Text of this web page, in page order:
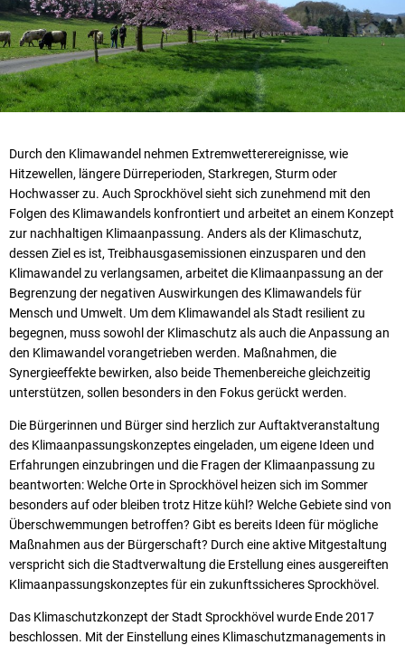
Durch den Klimawandel nehmen Extremwetterereignisse, wie
Hitzewellen, längere Dürreperioden, Starkregen, Sturm oder
Hochwasser zu. Auch Sprockhövel sieht sich zunehmend mit den
Folgen des Klimawandels konfrontiert und arbeitet an einem Konzept
zur nachhaltigen Klimaanpassung. Anders als der Klimaschutz,
dessen Ziel es ist, Treibhausgasemissionen einzusparen und den
Klimawandel zu verlangsamen, arbeitet die Klimaanpassung an der
Begrenzung der negativen Auswirkungen des Klimawandels für
Mensch und Umwelt. Um dem Klimawandel als Stadt resilient zu
begegnen, muss sowohl der Klimaschutz als auch die Anpassung an
den Klimawandel vorangetrieben werden. Maßnahmen, die
Synergieeffekte bewirken, also beide Themenbereiche gleichzeitig
unterstützen, sollen besonders in den Fokus gerückt werden.
Die Bürgerinnen und Bürger sind herzlich zur Auftaktveranstaltung
des Klimaanpassungskonzeptes eingeladen, um eigene Ideen und
Erfahrungen einzubringen und die Fragen der Klimaanpassung zu
beantworten: Welche Orte in Sprockhövel heizen sich im Sommer
besonders auf oder bleiben trotz Hitze kühl? Welche Gebiete sind von
Überschwemmungen betroffen? Gibt es bereits Ideen für mögliche
Maßnahmen aus der Bürgerschaft? Durch eine aktive Mitgestaltung
verspricht sich die Stadtverwaltung die Erstellung eines ausgereiften
Klimaanpassungskonzeptes für ein zukunftssicheres Sprockhövel.
Das Klimaschutzkonzept der Stadt Sprockhövel wurde Ende 2017
beschlossen. Mit der Einstellung eines Klimaschutzmanagements in